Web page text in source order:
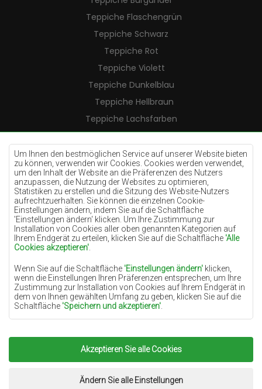
Um Ihnen den bestmöglichen Service auf unserer Website bieten
zu können, verwenden wir Cookies. Cookies werden verwendet,
um den Inhalt der Website an die Präferenzen des Nutzers
anzupassen, die Nutzung der Websites zu optimieren,
Statistiken zu erstellen und die Sitzung des Website-Nutzers
aufrechtzuerhalten. Sie können die einzelnen Cookie-
Einstellungen ändern, indem Sie auf die Schaltfläche
'Einstellungen ändern‘ klicken. Um Ihre Zustimmung zur
Installation von Cookies aller oben genannten Kategorien auf
Ihrem Endgerät zu erteilen, klicken Sie auf die Schaltfläche 'Alle
Cookies akzeptieren'
Wenn Sie auf die Schaltfläche 'Einstellungen ändern' klicken,
wenn die Einstellungen Ihren Präferenzen entsprechen, um Ihre
Zustimmung zur Installation von Cookies auf Ihrem Endgerät in
dem von Ihnen gewählten Umfang zu geben, klicken Sie auf die
Schaltfläche 'Speichern und akzeptieren'
Grundlage für die Verarbeitung das berechtigte Interesse des
Datenverwalters (TEPPICHECHEMEX) oder Dritter in Form der
Bereitstellung qualitativ hochwertiger Dienste auf unserer
Website und der Marketingaktivitäten des Datenverwalters und
seiner vertrauenswürdigen Partner.
Akzeptieren Sie alle Cookies
Ändern Sie alle Einstellungen
Teppiche Flaschengrün
Teppiche Schwarz
Teppiche Rot
Teppiche Violett
Teppiche Dunkelblau
Teppiche Hellbraun
Teppiche Lachsfarben
Teppiche Cremefarben
Teppiche Lilac
Teppiche Gelb
Teppiche Pfefferminz
Teppiche Blau
Teppiche Orange
Teppiche Rosa
Teppiche Terrakotte
Teppiche Grün
Teppiche Golden
Copyright 2022Teppiche Chemex.Alle Rechte
Umsetzung:www.dimax.pl